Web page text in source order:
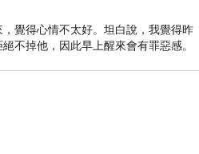
覺得心情不太好。坦白說，我覺得昨
不掉他，因此早上醒來會有罪惡感。